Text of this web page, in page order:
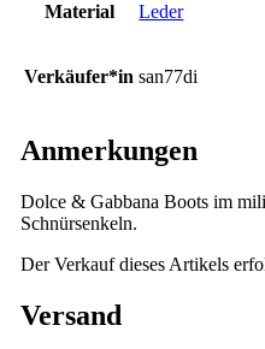
Material Leder
Verkäufer*in san77di
Anmerkungen
Dolce & Gabbana Boots im
Schnürsenkeln.
Der Verkauf dieses Artikels
Versand